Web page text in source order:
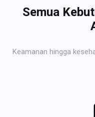
Semua
Keamanan hingga